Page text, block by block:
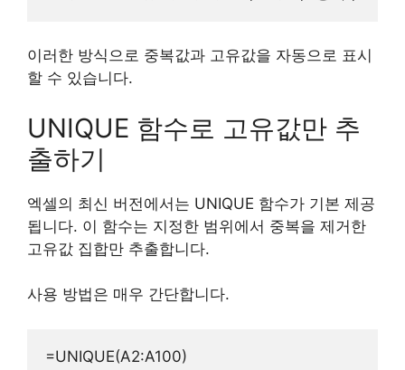
이러한 방식으로 중복값과 고유값을 자동으로 표시
할 수 있습니다.
UNIQUE 함수로 고유값만 추
출하기
엑셀의 최신 버전에서는 UNIQUE 함수가 기본 제공
됩니다. 이 함수는 지정한 범위에서 중복을 제거한
고유값 집합만 추출합니다.
사용 방법은 매우 간단합니다.